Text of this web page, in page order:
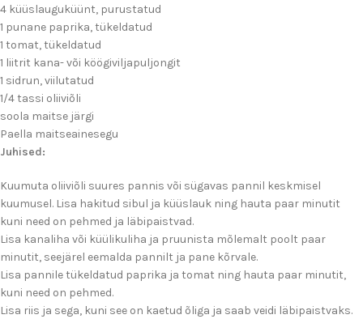
4 küüslauguküünt, purustatud
1 punane paprika, tükeldatud
1 tomat, tükeldatud
1 liitrit kana- või köögiviljapuljongit
1 sidrun, viilutatud
1/4 tassi oliiviõli
soola maitse järgi
Paella maitseainesegu
Juhised:
Kuumuta oliiviõli suures pannis või sügavas pannil keskmisel
kuumusel. Lisa hakitud sibul ja küüslauk ning hauta paar minutit
kuni need on pehmed ja läbipaistvad.
Lisa kanaliha või küülikuliha ja pruunista mõlemalt poolt paar
minutit, seejärel eemalda pannilt ja pane kõrvale.
Lisa pannile tükeldatud paprika ja tomat ning hauta paar minutit,
kuni need on pehmed.
Lisa riis ja sega, kuni see on kaetud õliga ja saab veidi läbipaistvaks.